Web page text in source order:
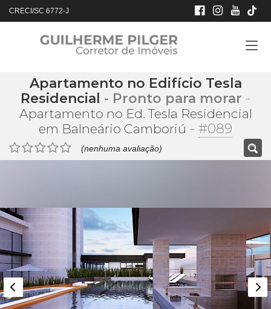
CRECI/SC 6772-J
Apartamento no Edifício Tesla
Residencial - Pronto para morar -
Apartamento no Ed. Tesla Residencial
em Balneário Camboriú - #089
(nenhuma avaliação)